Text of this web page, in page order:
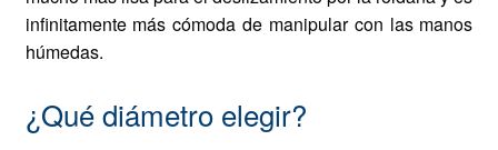
infinitamente más cómoda de manipular con las manos
húmedas.
¿Qué diámetro elegir?